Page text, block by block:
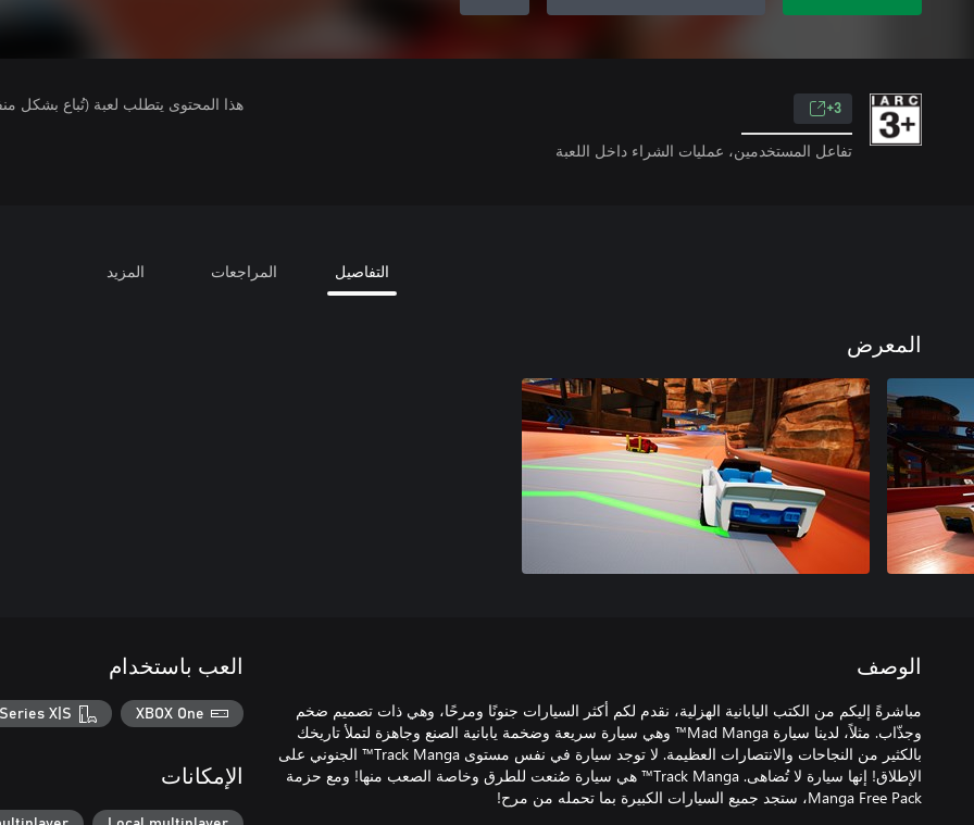
3+
تفاعل المستخدمين، عمليات الشراء داخل اللعبة
هذا المحتوى يتطلب لعبة (تُباع بشكل
التفاصيل المراجعات المزيد
المعرض
الوصف
مباشرةً إليكم من الكتب اليابانية الهزلية، نقدم لكم أكثر السيارات جنونًا ومرحًا، وهي ذات تصميم ضخم
وجذّاب. مثلاً، لدينا سيارة Mad Manga™ وهي سيارة سريعة وضخمة يابانية الصنع وجاهزة لتملأ تاريخك
بالكثير من النجاحات والانتصارات العظيمة. لا توجد سيارة في نفس مستوى Track Manga™ الجنوني على
الإطلاق! إنها سيارة لا تُضاهى. Track Manga™ هي سيارة صُنعت للطرق وخاصة الصعب منها! ومع حزمة
العب باستخدام
XBOX One
X|S
الإمكانات